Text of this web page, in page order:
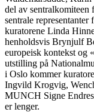
del av
sentrale
kuratorene Linda
henholdsvis Brynjulf
europeisk kontekst og
utstilling på
i Oslo kommer
Ingvild Krogvig,
MUNCH Signe
er lenger.